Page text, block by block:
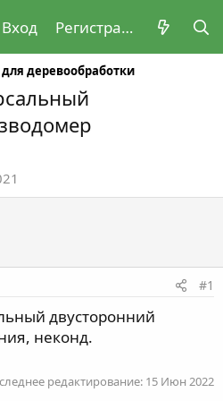
Вход Регистрация
деревообработки
#1
двусторонний
неконд.
редактирование: 15 Июн 2022